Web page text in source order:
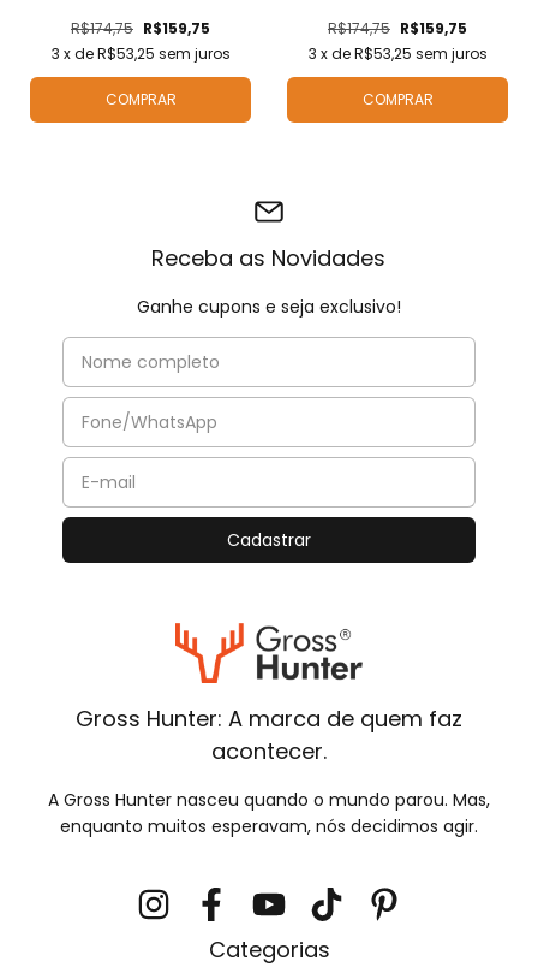
R$174,75 R$159,75
3 x deR$53,25 sem juros
COMPRAR
R$174,75 R$159,75
3 x deR$53,25 sem juros
COMPRAR
Receba as Novidades
Ganhe cupons e seja exclusivo!
Gross Hunter: A marca de quem faz
acontecer.
A Gross Hunter nasceu quando o mundo parou. Mas,
enquanto muitos esperavam, nós decidimos agir.
Categorias